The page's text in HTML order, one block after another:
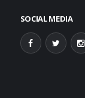
SOCIAL MEDIA